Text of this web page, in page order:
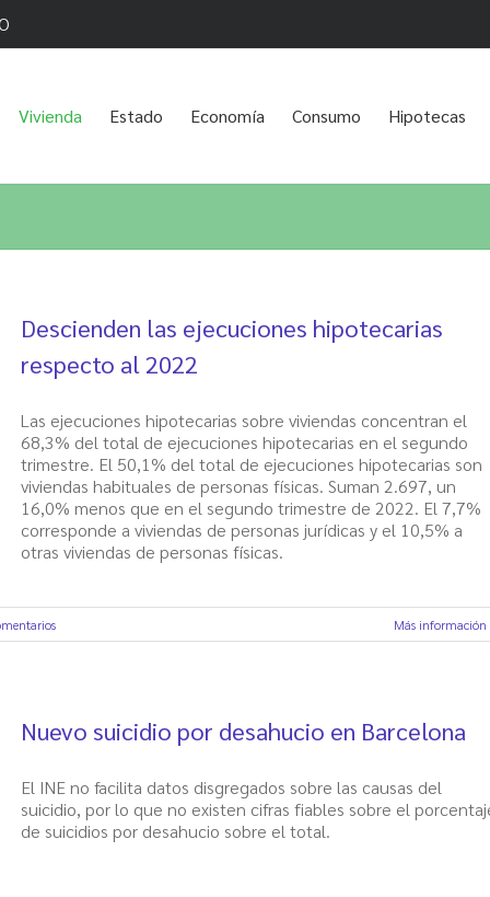
Vivienda Estado Economía Consumo Hipotecas
Descienden las ejecuciones hipotecarias
respecto al 2022
Las ejecuciones hipotecarias sobre viviendas concentran el
68,3% del total de ejecuciones hipotecarias en el segundo
trimestre. El 50,1% del total de ejecuciones hipotecarias son
viviendas habituales de personas físicas. Suman 2.697, un
16,0% menos que en el segundo trimestre de 2022. El 7,7%
corresponde a viviendas de personas jurídicas y el 10,5% a
otras viviendas de personas físicas.
Más información
Nuevo suicidio por desahucio en Barcelona
El INE no facilita datos disgregados sobre las causas del
suicidio, por lo que no existen cifras fiables sobre el
de suicidios por desahucio sobre el total.